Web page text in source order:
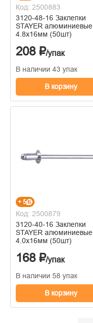
Код: 2500883
3120-48-16 Заклепки
STAYER алюминиевые
4.8х16мм (50шт)
208 ₽/упак
В наличии 43 упак
В корзину
+ 5
Код: 2500879
3120-40-16 Заклепки
STAYER алюминиевые
4.0х16мм (50шт)
168 ₽/упак
В наличии 58 упак
В корзину